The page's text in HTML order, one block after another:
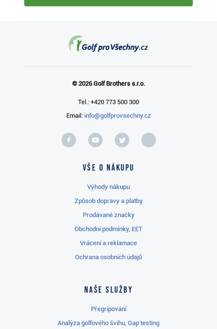
© 2026 Golf Brothers s.r.o.
Tel.: +420 773 500 300
Email: info@golfprovsechny.cz
Vše o nákupu
Výhody nákupu
Způsob dopravy a platby
Prodávané značky
Obchodní podmínky, EET
Vrácení a reklamace
Ochrana osobních údajů
Naše služby
Přegripování
Analýza golfového švihu, Gap testing